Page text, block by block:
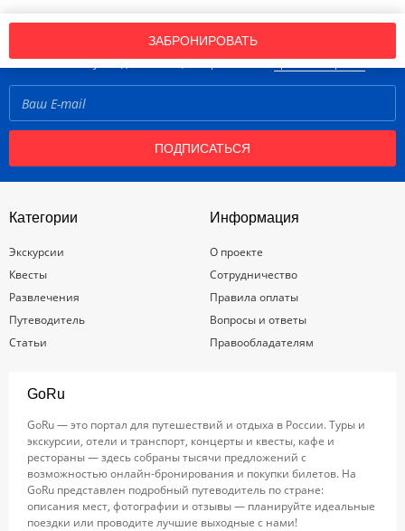
ЗАБРОНИРОВАТЬ
Подпишись на нашу рассылку новостей!
Нажимая кнопку «Подписаться», вы принимаетеправила портала
ПОДПИСАТЬСЯ
Категории
Экскурсии
Квесты
Развлечения
Путеводитель
Статьи
Информация
О проекте
Сотрудничество
Правила оплаты
Вопросы и ответы
Правообладателям
GoRu
GoRu — это портал для путешествий и отдыха в России. Туры и
экскурсии, отели и транспорт, концерты и квесты, кафе и
рестораны — здесь собраны тысячи предложений с
возможностью онлайн-бронирования и покупки билетов. На
GoRu представлен подробный путеводитель по стране:
описания мест, фотографии и отзывы — планируйте идеальные
поездки или проводите лучшие выходные с нами!